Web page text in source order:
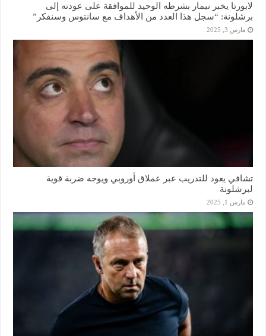
لابورتا يخبر نيمار بشرطه الوحيد للموافقة على عودته إلى
برشلونة: “سجل هذا العدد من الأهداف مع سانتوس وسنفكر”
مارس 3, 2025
تشافي يعود للتدريب عبر عملاق أوروبي ويوجه ضربة قوية
لبرشلونة
مارس 1, 2025